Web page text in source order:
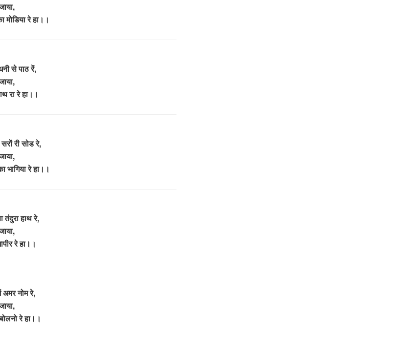
मोडिया रे हा।।
से पाठ रें,
रा रे हा।।
री सोड रे,
भागिया रे हा।।
तंदुरा हाथ रे,
रे हा।।
अमर नोम रे,
रे हा।।